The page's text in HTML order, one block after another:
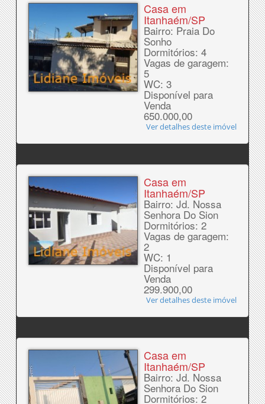
Casa em
Itanhaém/SP
Bairro: Praia Do
Sonho
Dormitórios: 4
Vagas de garagem:
5
WC: 3
Disponível para
Venda
650.000,00
Ver detalhes deste imóvel
Casa em
Itanhaém/SP
Bairro: Jd. Nossa
Senhora Do Sion
Dormitórios: 2
Vagas de garagem:
2
WC: 1
Disponível para
Venda
299.900,00
Ver detalhes deste imóvel
Casa em
Itanhaém/SP
Bairro: Jd. Nossa
Senhora Do Sion
Dormitórios: 2